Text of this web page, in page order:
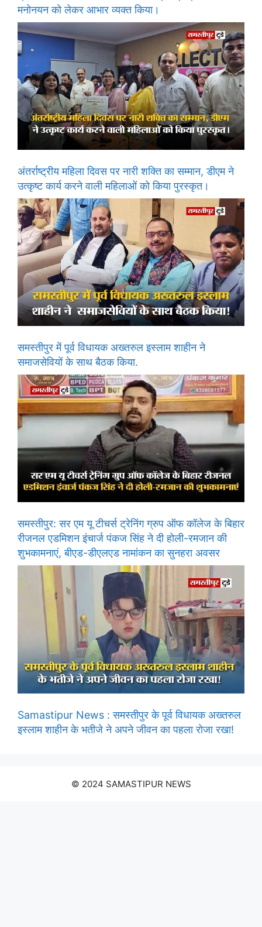
मनोनयन को लेकर आभार व्यक्त किया।
अंतर्राष्ट्रीय महिला दिवस पर नारी शक्ति का सम्मान, डीएम ने
उत्कृष्ट कार्य करने वाली महिलाओं को किया पुरस्कृत।
समस्तीपुर में पूर्व विधायक अख्तरुल इस्लाम शाहीन ने
समाजसेवियों के साथ बैठक किया.
समस्तीपुर: सर एम यू टीचर्स ट्रेनिंग ग्रुप ऑफ कॉलेज के बिहार
रीजनल एडमिशन इंचार्ज पंकज सिंह ने दी होली-रमजान की
शुभकामनाएं, बीएड-डीएलएड नामांकन का सुनहरा अवसर
Samastipur News : समस्तीपुर के पूर्व विधायक अख्तरुल
इस्लाम शाहीन के भतीजे ने अपने जीवन का पहला रोजा रखा!
© 2024 SAMASTIPUR NEWS